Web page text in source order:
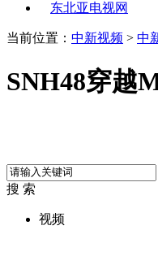
东北亚电视网
当前位置： 中新视频 > 中
SNH48穿越
搜 索
视频